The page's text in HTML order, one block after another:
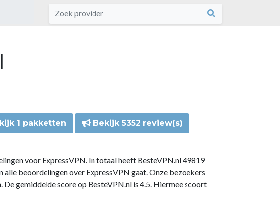
1 pakketten Bekijk 5352 review(s)
voor ExpressVPN. In totaal heeft BesteVPN.nl 49819
beoordelingen over ExpressVPN gaat. Onze bezoekers
De gemiddelde score op BesteVPN.nl is 4.5. Hiermee scoort